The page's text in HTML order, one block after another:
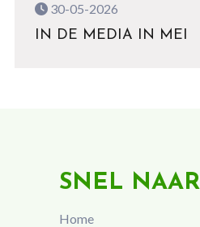
30-05-2026
IN DE MEDIA IN MEI
SNEL NAAR
Home